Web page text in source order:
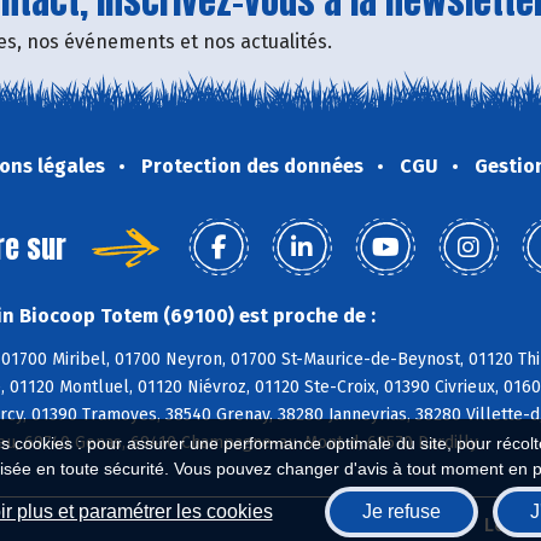
cookies : pour assurer une performance optimale du site, pour
en toute sécurité. Vous pouvez changer d'avis à tout moment en
plus et paramétrer les cookies Je refuse
nos événements et nos actualités.
légales Protection des données CGU
sur
Biocoop Totem (69100) est proche de :
Miribel, 01700 Neyron, 01700 St-Maurice-de-Beynost, 01120
01120 Montluel, 01120 Niévroz, 01120 Ste-Croix, 01390 Civrieux,
01390 Tramoyes, 38540 Grenay, 38280 Janneyrias, 38280
69740 Genas, 69410 Champagne-au-Mont-d, 69570 Dardilly
Biocoop.fr Le